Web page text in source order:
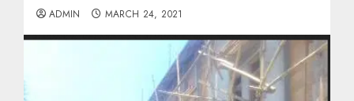
ADMIN MARCH 24, 2021